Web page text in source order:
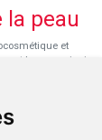
la peau
et
et le corps ainsi
les soins pour
SVR